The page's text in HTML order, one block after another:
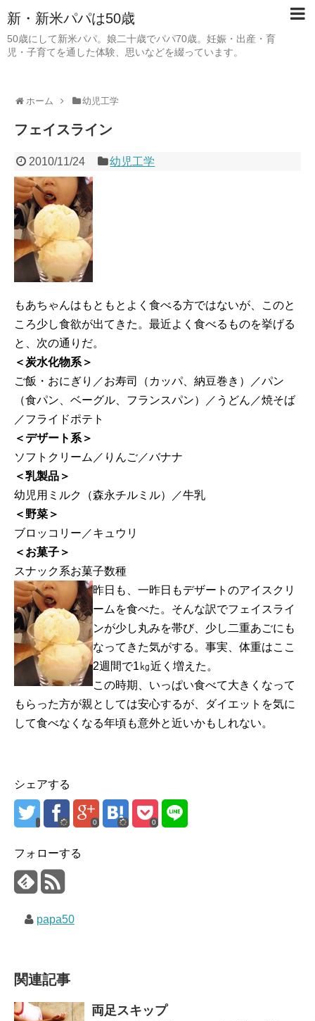
新・新米パパは50歳
50歳にして新米パパ。娘二十歳でパパ70歳。妊娠・出産・育
児・子育てを通した体験、思いなどを綴っています。
ホーム 幼児工学
フェイスライン
2010/11/24 幼児工学
もあちゃんはもともとよく食べる方ではないが、このと
ころ少し食欲が出てきた。最近よく食べるものを挙げる
と、次の通りだ。
＜炭水化物系＞
ご飯・おにぎり／お寿司（カッパ、納豆巻き）／パン
（食パン、ベーグル、フランスパン）／うどん／焼そば
／フライドポテト
＜デザート系＞
ソフトクリーム／りんご／バナナ
＜乳製品＞
幼児用ミルク（森永チルミル）／牛乳
＜野菜＞
ブロッコリー／キュウリ
＜お菓子＞
スナック系お菓子数種
昨日も、一昨日もデザートのアイスクリ
ームを食べた。そんな訳でフェイスライ
ンが少し丸みを帯び、少し二重あごにも
なってきた気がする。事実、体重はここ
2週間で1㎏近く増えた。
この時期、いっぱい食べて大きくなって
もらった方が親としては安心するが、ダイエットを気に
して食べなくなる年頃も意外と近いかもしれない。
シェアする
0 0
フォローする
papa50
関連記事
両足スキップ